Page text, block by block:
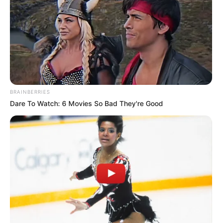
BRAINBERRIES
Dare To Watch: 6 Movies So Bad They're Good